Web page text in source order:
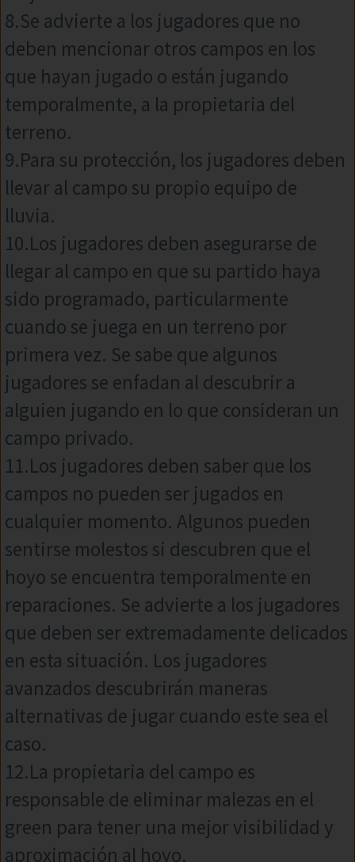
8.Se advierte a los jugadores que no
deben mencionar otros campos en los
que hayan jugado o están jugando
temporalmente, a la propietaria del
terreno.
9.Para su protección, los jugadores deben
llevar al campo su propio equipo de
lluvia.
10.Los jugadores deben asegurarse de
llegar al campo en que su partido haya
sido programado, particularmente
cuando se juega en un terreno por
primera vez. Se sabe que algunos
jugadores se enfadan al descubrir a
alguien jugando en lo que consideran un
campo privado.
11.Los jugadores deben saber que los
campos no pueden ser jugados en
cualquier momento. Algunos pueden
sentirse molestos si descubren que el
hoyo se encuentra temporalmente en
reparaciones. Se advierte a los jugadores
que deben ser extremadamente delicados
en esta situación. Los jugadores
avanzados descubrirán maneras
alternativas de jugar cuando este sea el
caso.
12.La propietaria del campo es
responsable de eliminar malezas en el
green para tener una mejor visibilidad y
aproximación al hoyo.